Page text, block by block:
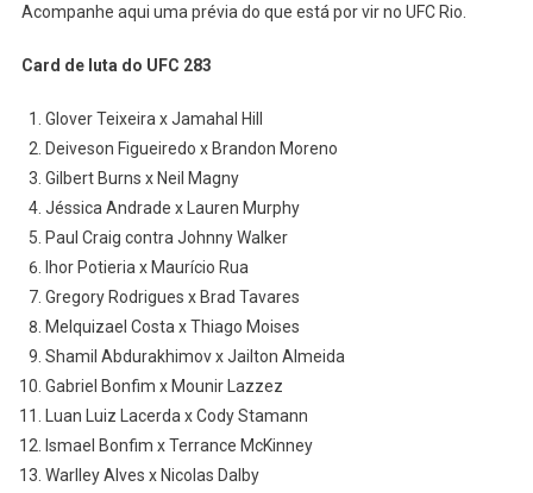
Acompanhe aqui uma prévia do que está por vir no UFC Rio.
Card de luta do UFC 283
Glover Teixeira x Jamahal Hill
Deiveson Figueiredo x Brandon Moreno
Gilbert Burns x Neil Magny
Jéssica Andrade x Lauren Murphy
Paul Craig contra Johnny Walker
Ihor Potieria x Maurício Rua
Gregory Rodrigues x Brad Tavares
Melquizael Costa x Thiago Moises
Shamil Abdurakhimov x Jailton Almeida
Gabriel Bonfim x Mounir Lazzez
Luan Luiz Lacerda x Cody Stamann
Ismael Bonfim x Terrance McKinney
Warlley Alves x Nicolas Dalby